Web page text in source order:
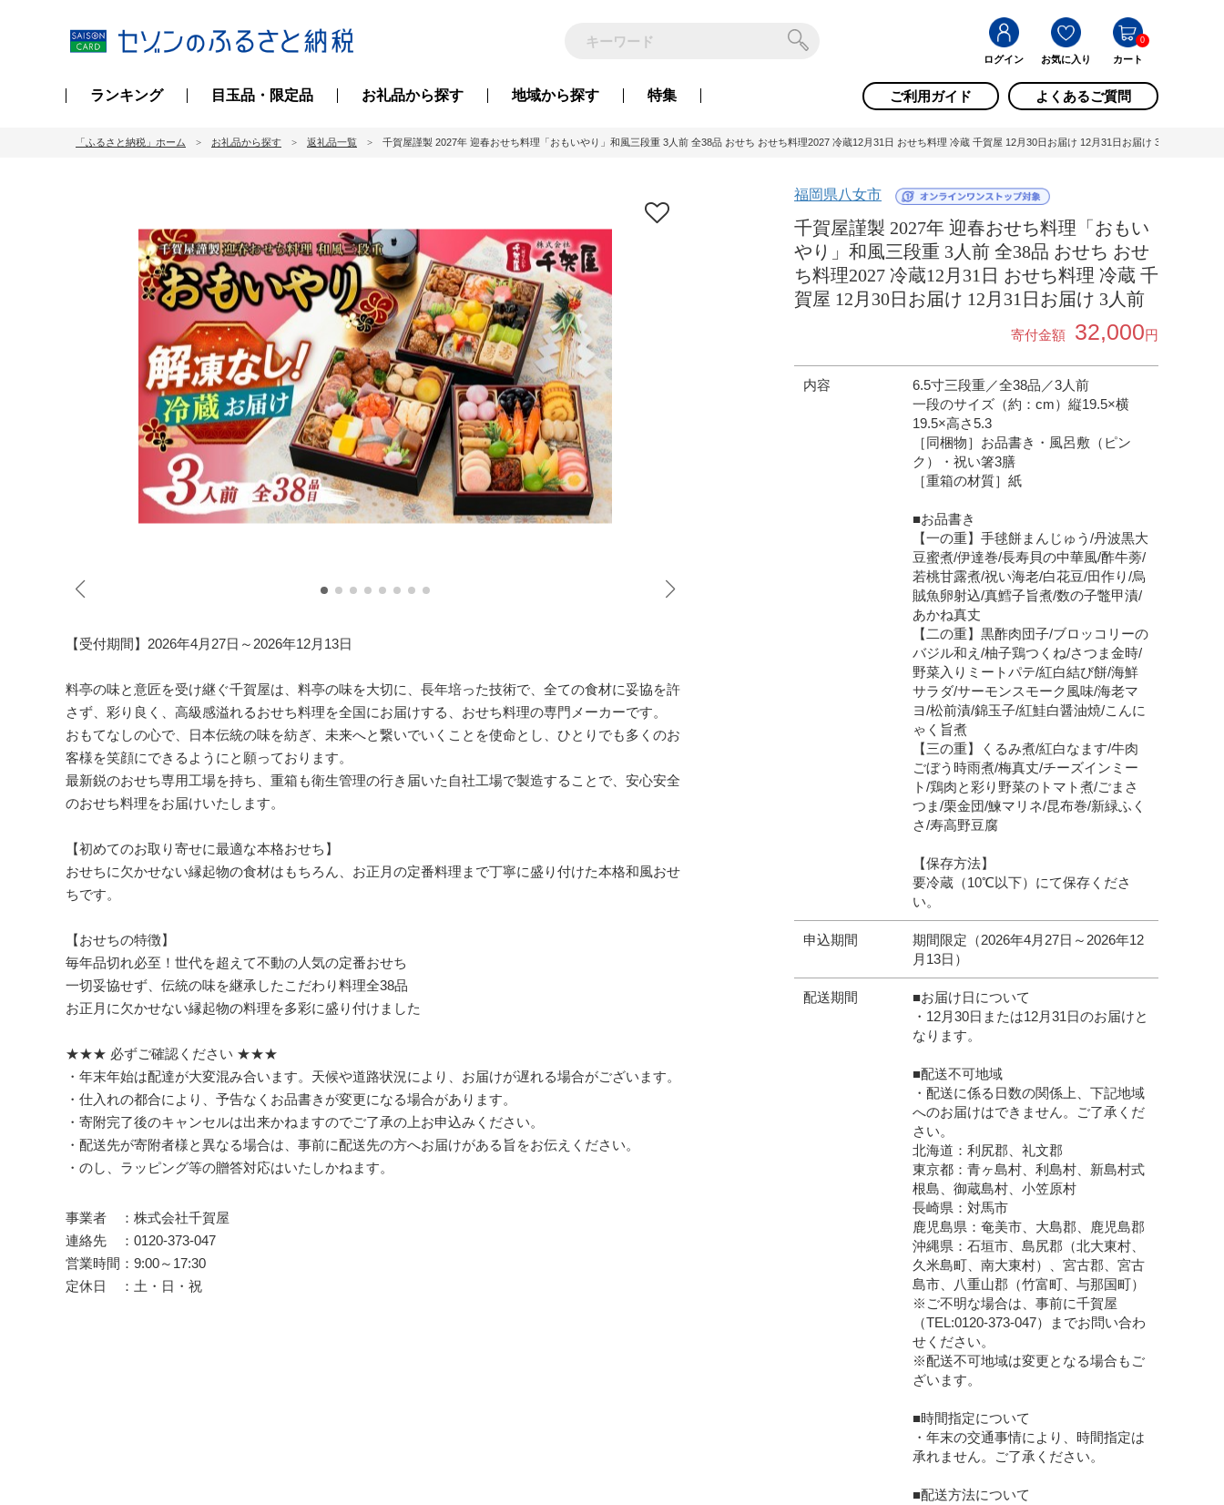
ログイン お気に入り カート
0
ランキング 目玉品・限定品 お礼品から探す 地域から探す 特集 ご利用ガイド よくあるご質問
「ふるさと納税」ホーム お礼品から探す 返礼品一覧 千賀屋謹製 2027年 迎春おせち料理「おもいやり」和風三段重 3人前 全38品 おせち おせち料理2027 冷蔵12月31日 おせち料理 冷蔵 千賀屋 12月30日お届け 12月31日お届け 3人前 / 福岡県
福岡県八女市
千賀屋謹製 2027年 迎春おせち料理「おもい
やり」和風三段重 3人前 全38品 おせち おせ
ち料理2027 冷蔵12月31日 おせち料理 冷蔵 千
賀屋 12月30日お届け 12月31日お届け 3人前
寄付金額 32,000円
内容
6.5寸三段重／全38品／3人前
一段のサイズ（約：cm）縦19.5×横
19.5×高さ5.3
［同梱物］お品書き・風呂敷（ピン
ク）・祝い箸3膳
［重箱の材質］紙
■お品書き
【一の重】手毬餅まんじゅう/丹波黒大
豆蜜煮/伊達巻/長寿貝の中華風/酢牛蒡/
若桃甘露煮/祝い海老/白花豆/田作り/烏
賊魚卵射込/真鱈子旨煮/数の子鼈甲漬/
あかね真丈
【二の重】黒酢肉団子/ブロッコリーの
バジル和え/柚子鶏つくね/さつま金時/
野菜入りミートパテ/紅白結び餅/海鮮
サラダ/サーモンスモーク風味/海老マ
ヨ/松前漬/錦玉子/紅鮭白醤油焼/こんに
ゃく旨煮
【三の重】くるみ煮/紅白なます/牛肉
ごぼう時雨煮/梅真丈/チーズインミー
ト/鶏肉と彩り野菜のトマト煮/ごまさ
つま/栗金団/鰊マリネ/昆布巻/新緑ふく
さ/寿高野豆腐
【保存方法】
要冷蔵（10℃以下）にて保存くださ
い。
申込期間
期間限定（2026年4月27日～2026年12
月13日）
配送期間
■お届け日について
・12月30日または12月31日のお届けと
なります。
■配送不可地域
・配送に係る日数の関係上、下記地域
へのお届けはできません。ご了承くだ
さい。
北海道：利尻郡、礼文郡
東京都：青ヶ島村、利島村、新島村式
根島、御蔵島村、小笠原村
長崎県：対馬市
鹿児島県：奄美市、大島郡、鹿児島郡
沖縄県：石垣市、島尻郡（北大東村、
久米島町、南大東村）、宮古郡、宮古
島市、八重山郡（竹富町、与那国町）
※ご不明な場合は、事前に千賀屋
（TEL:0120-373-047）までお問い合わ
せください。
※配送不可地域は変更となる場合もご
ざいます。
■時間指定について
・年末の交通事情により、時間指定は
承れません。ご了承ください。
■配送方法について
【受付期間】2026年4月27日～2026年12月13日
料亭の味と意匠を受け継ぐ千賀屋は、料亭の味を大切に、長年培った技術で、全ての食材に妥協を許
さず、彩り良く、高級感溢れるおせち料理を全国にお届けする、おせち料理の専門メーカーです。
おもてなしの心で、日本伝統の味を紡ぎ、未来へと繋いでいくことを使命とし、ひとりでも多くのお
客様を笑顔にできるようにと願っております。
最新鋭のおせち専用工場を持ち、重箱も衛生管理の行き届いた自社工場で製造することで、安心安全
のおせち料理をお届けいたします。
【初めてのお取り寄せに最適な本格おせち】
おせちに欠かせない縁起物の食材はもちろん、お正月の定番料理まで丁寧に盛り付けた本格和風おせ
ちです。
【おせちの特徴】
毎年品切れ必至！世代を超えて不動の人気の定番おせち
一切妥協せず、伝統の味を継承したこだわり料理全38品
お正月に欠かせない縁起物の料理を多彩に盛り付けました
★★★ 必ずご確認ください ★★★
・年末年始は配達が大変混み合います。天候や道路状況により、お届けが遅れる場合がございます。
・仕入れの都合により、予告なくお品書きが変更になる場合があります。
・寄附完了後のキャンセルは出来かねますのでご了承の上お申込みください。
・配送先が寄附者様と異なる場合は、事前に配送先の方へお届けがある旨をお伝えください。
・のし、ラッピング等の贈答対応はいたしかねます。
事業者 ：株式会社千賀屋
連絡先 ：0120-373-047
営業時間：9:00～17:30
定休日 ：土・日・祝